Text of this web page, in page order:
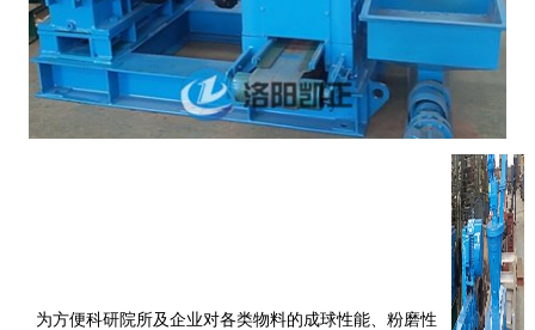
为方便科研院所及企业对各类物料的成球性能、粉磨性